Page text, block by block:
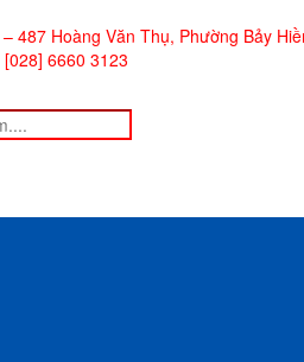
487 Hoàng Văn Thụ, Phường Bảy
6660 3123